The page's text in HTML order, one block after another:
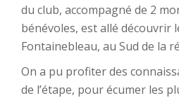
du club, accompagné de 2
bénévoles, est allé découvrir
Fontainebleau, au Sud de la
On a pu profiter des
de l’étape, pour écumer les